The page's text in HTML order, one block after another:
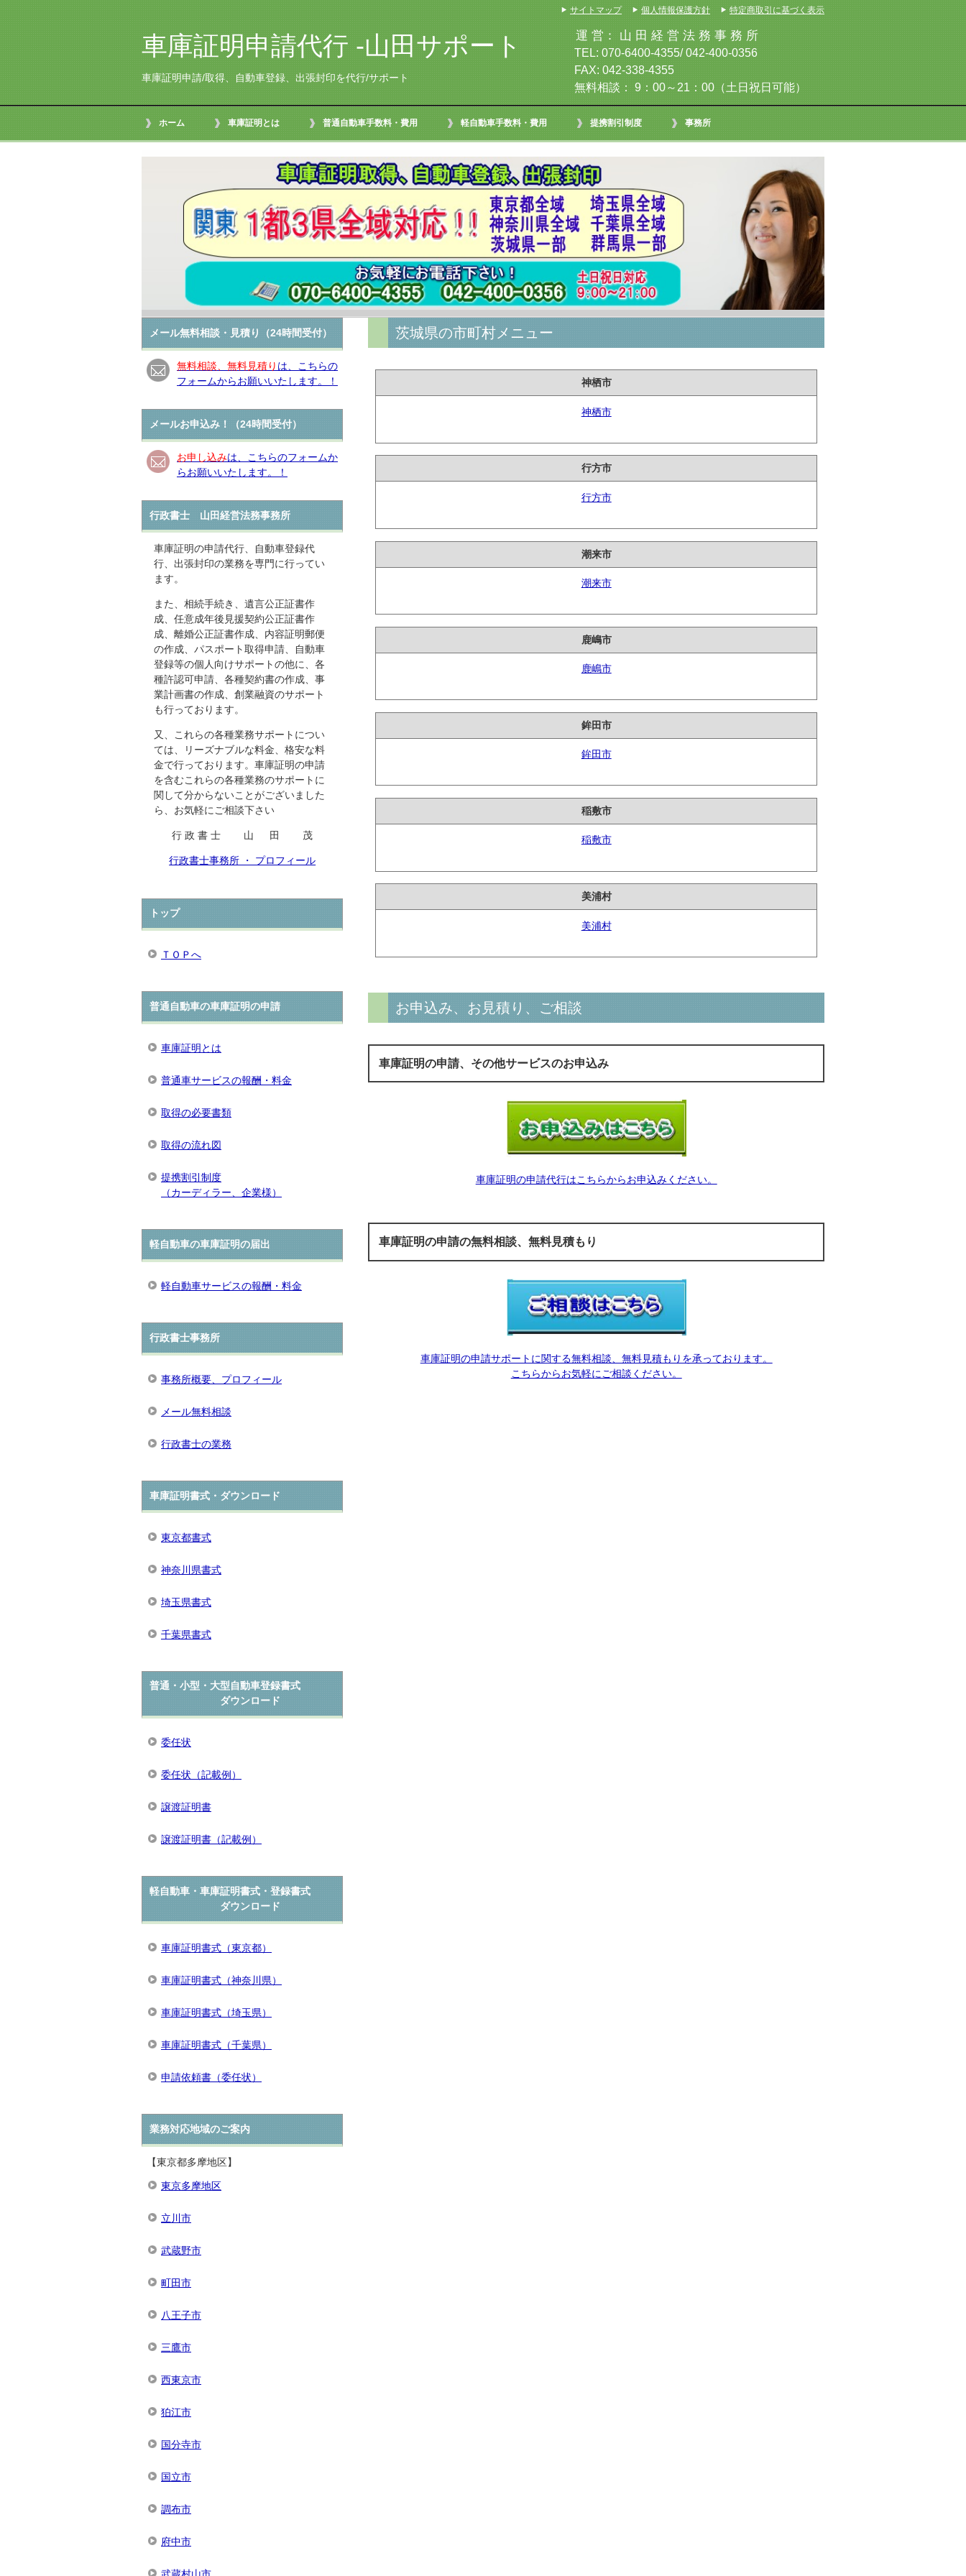
車庫証明申請代行 -山田サポート
車庫証明申請/取得、自動車登録、出張封印を代行/サポート
運 営： 山 田 経 営 法 務 事 務 所
TEL: 070-6400-4355/ 042-400-0356
FAX: 042-338-4355
無料相談： 9：00～21：00（土日祝日可能）
ホーム 車庫証明とは 普通自動車手数料・費用 軽自動車手数料・費用 提携割引制度 事務所
茨城県の市町村メニュー
神栖市
神栖市
行方市
行方市
潮来市
潮来市
鹿嶋市
鹿嶋市
鉾田市
鉾田市
稲敷市
稲敷市
美浦村
美浦村
お申込み、お見積り、ご相談
車庫証明の申請、その他サービスのお申込み
車庫証明の申請代行はこちらからお申込みください。
車庫証明の申請の無料相談、無料見積もり
車庫証明の申請サポートに関する無料相談、無料見積もりを承っております。
こちらからお気軽にご相談ください。
メール無料相談・見積り（24時間受付）
無料相談、無料見積り は、こちらの
フォームからお願いいたします。！
メールお申込み！（24時間受付）
お申し込みは、こちらのフォームか
らお願いいたします。！
行政書士 山田経営法務事務所
車庫証明の申請代行、自動車登録代
行、出張封印の業務を専門に行ってい
ます。
また、相続手続き、遺言公正証書作
成、任意成年後見援契約公正証書作
成、離婚公正証書作成、内容証明郵便
の作成、パスポート取得申請、自動車
登録等の個人向けサポートの他に、各
種許認可申請、各種契約書の作成、事
業計画書の作成、創業融資のサポート
も行っております。
又、これらの各種業務サポートについ
ては、リーズナブルな料金、格安な料
金で行っております。車庫証明の申請
を含むこれらの各種業務のサポートに
関して分からないことがございました
ら、お気軽にご相談下さい
行 政 書 士 山 田 茂
行政書士事務所 ・ プロフィール
トップ
ＴＯＰへ
普通自動車の車庫証明の申請
車庫証明とは
普通車サービスの報酬・料金
取得の必要書類
取得の流れ図
提携割引制度
（カーディラー、企業様）
軽自動車の車庫証明の届出
軽自動車サービスの報酬・料金
行政書士事務所
事務所概要、プロフィール
メール無料相談
行政書士の業務
車庫証明書式・ダウンロード
東京都書式
神奈川県書式
埼玉県書式
千葉県書式
普通・小型・大型自動車登録書式
ダウンロード
委任状
委任状（記載例）
譲渡証明書
譲渡証明書（記載例）
軽自動車・車庫証明書式・登録書式
ダウンロード
車庫証明書式（東京都）
車庫証明書式（神奈川県）
車庫証明書式（埼玉県）
車庫証明書式（千葉県）
申請依頼書（委任状）
業務対応地域のご案内
【東京都多摩地区】
東京多摩地区
立川市
武蔵野市
町田市
八王子市
三鷹市
西東京市
狛江市
国分寺市
国立市
調布市
府中市
サイトマップ 個人情報保護方針 特定商取引に基づく表示